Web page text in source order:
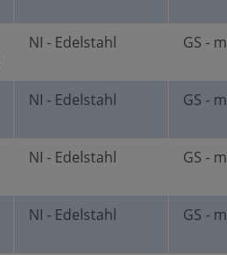
NI - Edelstahl GS -
NI - Edelstahl GS -
NI - Edelstahl GS -
NI - Edelstahl GS -